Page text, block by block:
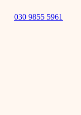
030 9855 5961